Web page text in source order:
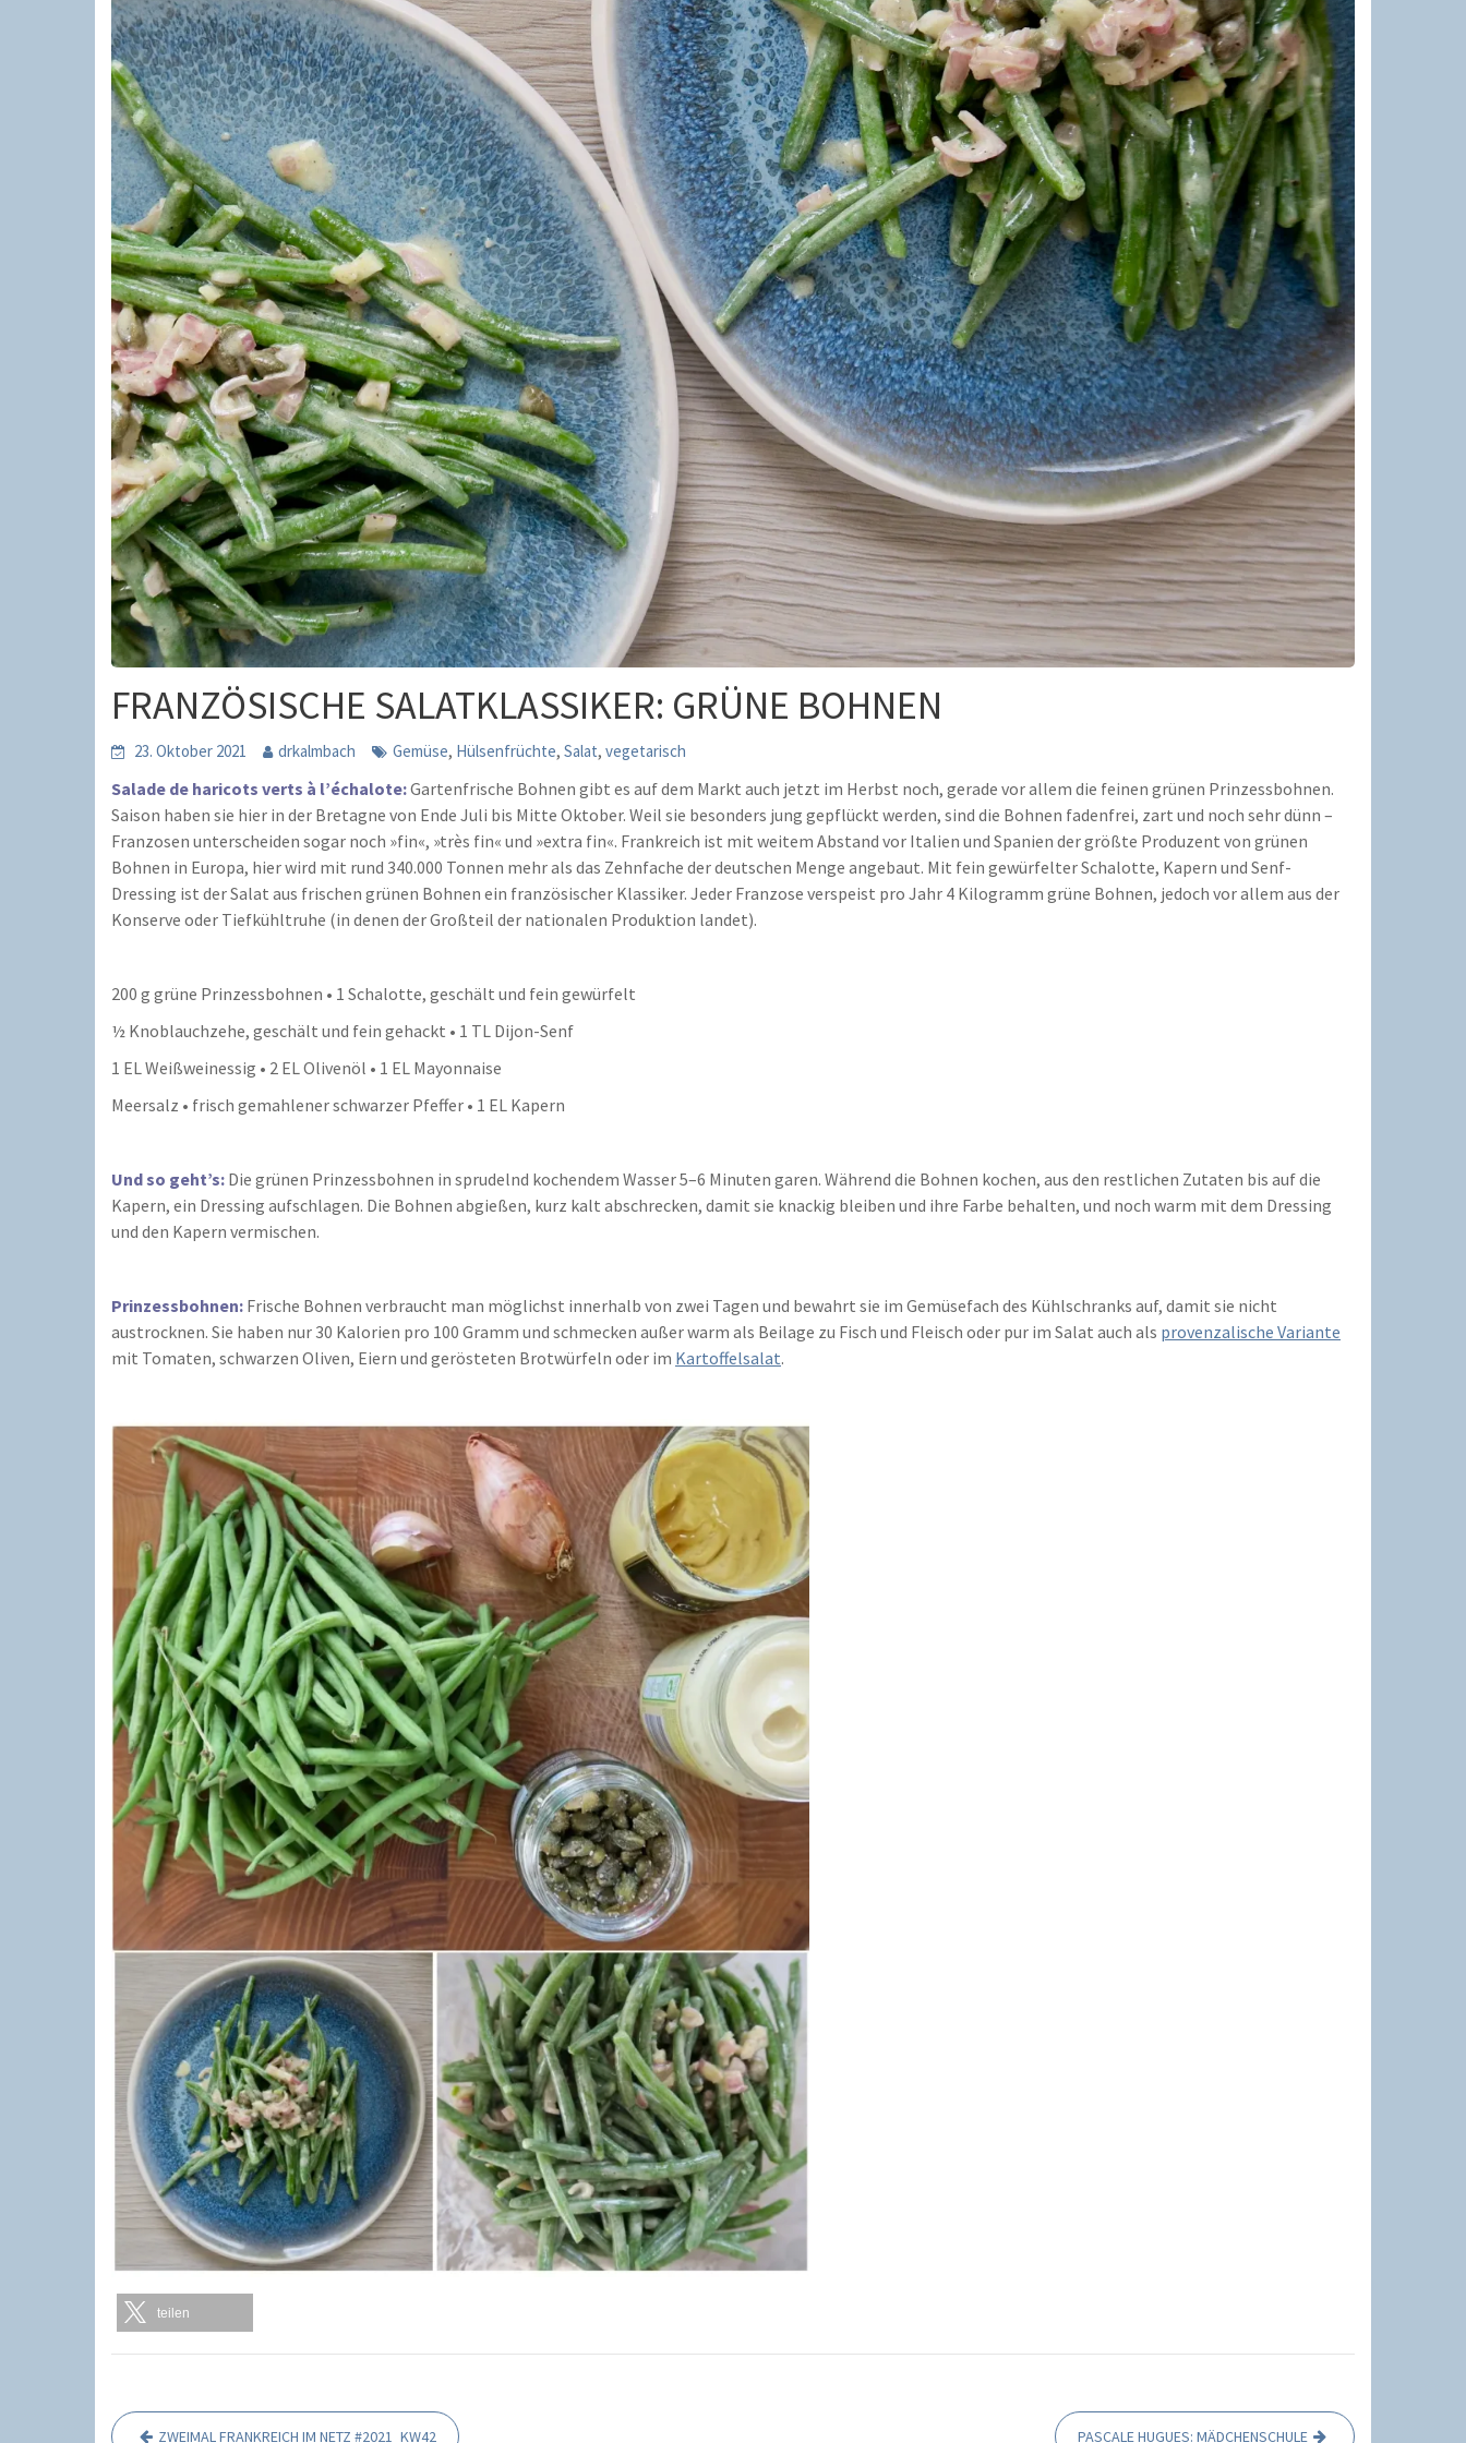
FRANZÖSISCHE SALATKLASSIKER: GRÜNE BOHNEN
23. Oktober 2021 drkalmbach Gemüse, Hülsenfrüchte, Salat, vegetarisch
Salade de haricots verts à l’échalote:Gartenfrische Bohnen gibt es auf dem Markt auch jetzt im Herbst noch, gerade vor allem die feinen grünen Prinzessbohnen.
Saison haben sie hier in der Bretagne von Ende Juli bis Mitte Oktober. Weil sie besonders jung gepflückt werden, sind die Bohnen fadenfrei, zart und noch sehr dünn –
Franzosen unterscheiden sogar noch »fin«, »très fin« und »extra fin«. Frankreich ist mit weitem Abstand vor Italien und Spanien der größte Produzent von grünen
Bohnen in Europa, hier wird mit rund 340.000 Tonnen mehr als das Zehnfache der deutschen Menge angebaut. Mit fein gewürfelter Schalotte, Kapern und Senf-
Dressing ist der Salat aus frischen grünen Bohnen ein französischer Klassiker. Jeder Franzose verspeist pro Jahr 4 Kilogramm grüne Bohnen, jedoch vor allem aus der
Konserve oder Tiefkühltruhe (in denen der Großteil der nationalen Produktion landet).
200 g grüne Prinzessbohnen • 1 Schalotte, geschält und fein gewürfelt
½ Knoblauchzehe, geschält und fein gehackt • 1 TL Dijon-Senf
1 EL Weißweinessig • 2 EL Olivenöl • 1 EL Mayonnaise
Meersalz • frisch gemahlener schwarzer Pfeffer • 1 EL Kapern
Und so geht’s: Die grünen Prinzessbohnen in sprudelnd kochendem Wasser 5–6 Minuten garen. Während die Bohnen kochen, aus den restlichen Zutaten bis auf die
Kapern, ein Dressing aufschlagen. Die Bohnen abgießen, kurz kalt abschrecken, damit sie knackig bleiben und ihre Farbe behalten, und noch warm mit dem Dressing
und den Kapern vermischen.
Prinzessbohnen: Frische Bohnen verbraucht man möglichst innerhalb von zwei Tagen und bewahrt sie im Gemüsefach des Kühlschranks auf, damit sie nicht
austrocknen. Sie haben nur 30 Kalorien pro 100 Gramm und schmecken außer warm als Beilage zu Fisch und Fleisch oder pur im Salat auch als provenzalische Variante
mit Tomaten, schwarzen Oliven, Eiern und gerösteten Brotwürfeln oder im Kartoffelsalat.
teilen
ZWEIMAL FRANKREICH IM NETZ #2021_KW42 PASCALE HUGUES: MÄDCHENSCHULE